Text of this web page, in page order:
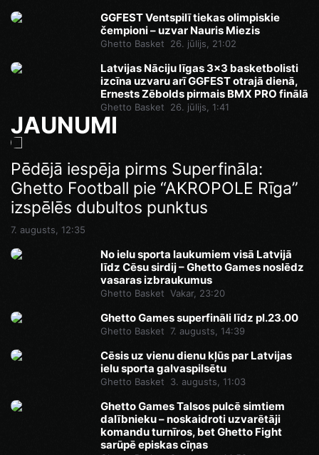
GGFEST Ventspilī tiekas olimpiskie
čempioni – uzvar Nauris Miezis
Ghetto Basket 26. jūlijs, 21:02
Latvijas Nāciju līgas 3x3 basketbolisti
izcīna uzvaru arī GGFEST otrajā dienā,
Ernests Zēbolds pirmais BMX PRO finālā
Ghetto Basket 26. jūlijs, 1:41
JAUNUMI
Ghetto Games superfināli līdz pl.23.00
7. augusts, 14:46
Pēdējā iespēja pirms Superfināla:
Ghetto Football pie “AKROPOLE Rīga”
izspēlēs dubultos punktus
7. augusts, 12:35
No ielu sporta laukumiem visā Latvijā
līdz Cēsu sirdij – Ghetto Games noslēdz
vasaras izbraukumus
Ghetto Basket Vakar, 23:20
Ghetto Games superfināli līdz pl.23.00
Ghetto Basket 7. augusts, 14:39
Cēsis uz vienu dienu kļūs par Latvijas
ielu sporta galvaspilsētu
Ghetto Basket 3. augusts, 11:03
Ghetto Games Talsos pulcē simtiem
dalībnieku – noskaidroti uzvarētāji
komandu turnīros, bet Ghetto Fight
sarūpē episkas cīņas